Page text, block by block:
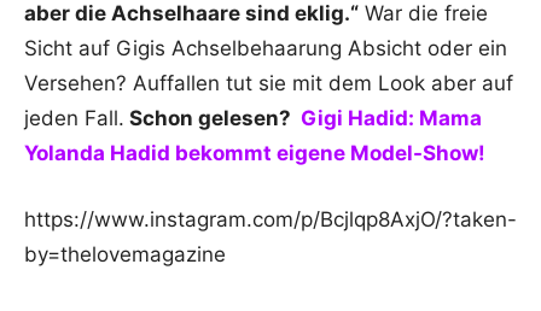
aber die Achselhaare sind eklig.“ War die freie
Sicht auf Gigis Achselbehaarung Absicht oder ein
Versehen? Auffallen tut sie mit dem Look aber auf
jeden Fall. Schon gelesen? Gigi Hadid: Mama
Yolanda Hadid bekommt eigene Model-Show!
https://www.instagram.com/p/Bcjlqp8AxjO/?taken-
by=thelovemagazine